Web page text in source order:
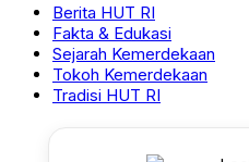
Berita HUT RI
Fakta & Edukasi
Sejarah Kemerdekaan
Tokoh Kemerdekaan
Tradisi HUT RI